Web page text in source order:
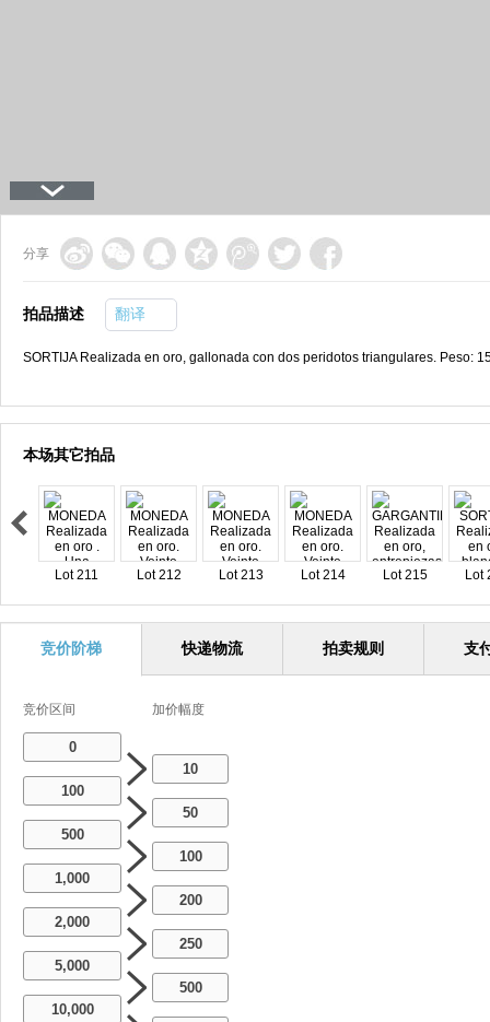
分享
拍品描述 翻译
SORTIJA Realizada en oro, gallonada con dos peridotos triangulares. Peso:
本场其它拍品
Lot 211 Lot 212 Lot 213 Lot 214 Lot 215 Lot
竞价阶梯 快递物流 拍卖规则 支
竞价区间 加价幅度
0
10
100
50
500
100
1,000
200
2,000
250
5,000
500
10,000